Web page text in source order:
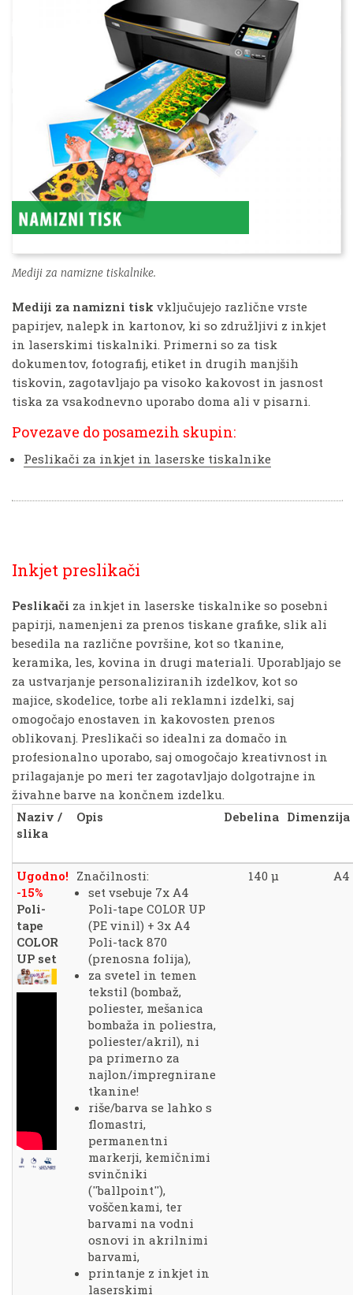
Mediji za namizne tiskalnike.
Mediji za namizni tisk vključujejo različne vrste
papirjev, nalepk in kartonov, ki so združljivi z inkjet
in laserskimi tiskalniki. Primerni so za tisk
dokumentov, fotografij, etiket in drugih manjših
tiskovin, zagotavljajo pa visoko kakovost in jasnost
tiska za vsakodnevno uporabo doma ali v pisarni.
Povezave do posamezih skupin:
Peslikači za inkjet in laserske tiskalnike
Inkjet preslikači
Peslikači za inkjet in laserske tiskalnike so posebni
papirji, namenjeni za prenos tiskane grafike, slik ali
besedila na različne površine, kot so tkanine,
keramika, les, kovina in drugi materiali. Uporabljajo se
za ustvarjanje personaliziranih izdelkov, kot so
majice, skodelice, torbe ali reklamni izdelki, saj
omogočajo enostaven in kakovosten prenos
oblikovanj. Preslikači so idealni za domačo in
profesionalno uporabo, saj omogočajo kreativnost in
prilagajanje po meri ter zagotavljajo dolgotrajne in
živahne barve na končnem izdelku.
Naziv /
slika
Opis Debelina Dimenzija
Ugodno!
-15%
Poli-
tape
COLOR
UP set
Značilnosti:
set vsebuje 7x A4
Poli-tape COLOR UP
(PE vinil) + 3x A4
Poli-tack 870
(prenosna folija),
za svetel in temen
tekstil (bombaž,
poliester, mešanica
bombaža in poliestra,
poliester/akril), ni
pa primerno za
najlon/impregnirane
tkanine!
riše/barva se lahko s
flomastri,
permanentni
markerji, kemičnimi
svinčniki
(''ballpoint''),
voščenkami, ter
barvami na vodni
osnovi in akrilnimi
barvami,
printanje z inkjet in
laserskimi
140 μ A4